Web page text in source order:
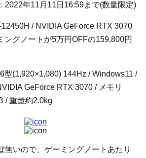
2022年11月11日16:59まで(数量限定)
/ NVIDIA GeForce RTX 3070
ングノートが5万円OFFの159,800円
型(1,920×1,080) 144Hz / Windows11 /
GeForce RTX 3070 / メモリ
/ 重量約2.0kg
無いので、ゲーミングノートあたり